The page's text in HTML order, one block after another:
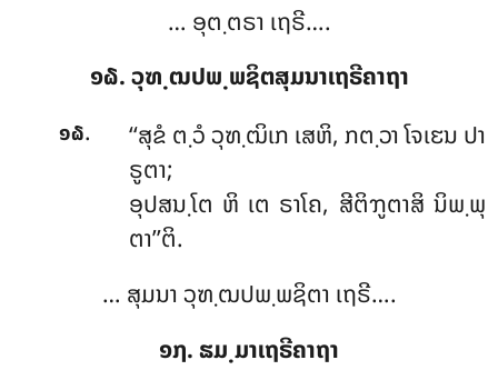
… ອຸຕ຺ຕຣາ ເຖຣີ….
໑໖. ວຸຑ຺ຒປພ຺ພຊິຕສຸມນາເຖຣີຄາຖາ
໑໖.
‘‘ສຸຂໍ ຕ຺ວໍ ວຸຑ຺ຒິເກ ເສຫິ, ກຕ຺ວາ ໂຈເຬນ ປາ
ຣູຕາ;
ອຸປສນ຺ໂຕ ຫິ ເຕ ຣາໂຄ, ສີຕິຠູຕາສິ ນິພ຺ພຸ
ຕາ’’ຕິ.
… ສຸມນາ ວຸຑ຺ຒປພ຺ພຊິຕາ ເຖຣີ….
໑໗. ຘມ຺ມາເຖຣີຄາຖາ